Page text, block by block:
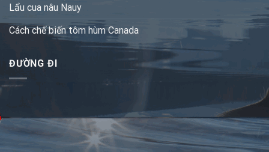
Lẩu cua nâu Nauy
Cách chế biến tôm hùm Canada
ĐƯỜNG ĐI